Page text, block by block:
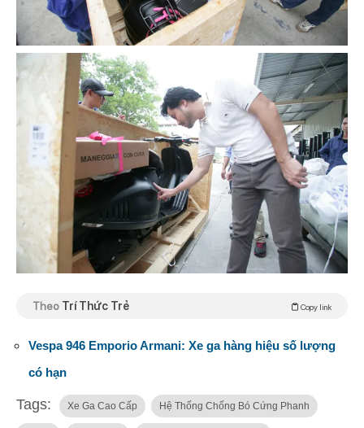
Theo Trí Thức Trẻ Copy link
Vespa 946 Emporio Armani: Xe ga hàng hiệu số lượng
có hạn
Tags: Xe Ga Cao Cấp Hệ Thống Chống Bó Cứng Phanh